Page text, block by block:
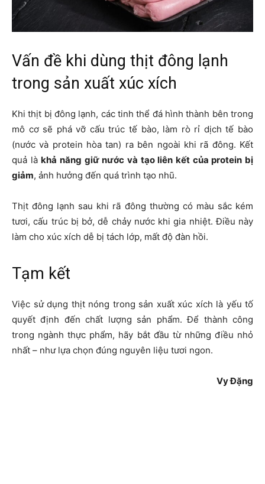
Vấn đề khi dùng thịt đông lạnh
trong sản xuất xúc xích
Khi thịt bị đông lạnh, các tinh thể đá hình thành bên trong
mô cơ sẽ phá vỡ cấu trúc tế bào, làm rò rỉ dịch tế bào
(nước và protein hòa tan) ra bên ngoài khi rã đông. Kết
quả làkhả năng giữ nước và tạo liên kết của protein bị
giảm, ảnh hưởng đến quá trình tạo nhũ.
Thịt đông lạnh sau khi rã đông thường có màu sắc kém
tươi, cấu trúc bị bở, dễ chảy nước khi gia nhiệt. Điều này
làm cho xúc xích dễ bị tách lớp, mất độ đàn hồi.
Tạm kết
Việc sử dụng thịt nóng trong sản xuất xúc xích là yếu tố
quyết định đến chất lượng sản phẩm. Để thành công
trong ngành thực phẩm, hãy bắt đầu từ những điều nhỏ
nhất – như lựa chọn đúng nguyên liệu tươi ngon.
Vy Đặng